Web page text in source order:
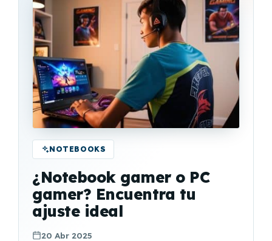
NOTEBOOKS
¿Notebook gamer o PC
gamer? Encuentra tu
ajuste ideal
20 Abr 2025